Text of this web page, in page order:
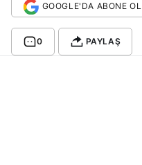
GOOGLE'DA ABONE OL
0 PAYLAŞ